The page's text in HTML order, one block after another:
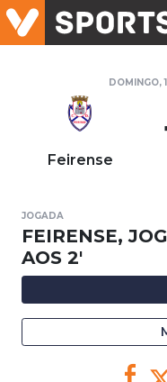
DOMINGO,
Feirense
JOGADA
FEIRENSE,
AOS 2'